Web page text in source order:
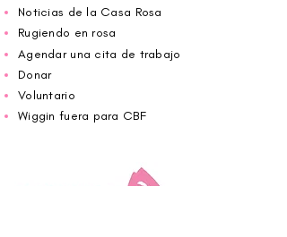
Noticias de la Casa Rosa
Rugiendo en rosa
Agendar una cita de trabajo
Donar
Voluntario
Wiggin fuera para CBF